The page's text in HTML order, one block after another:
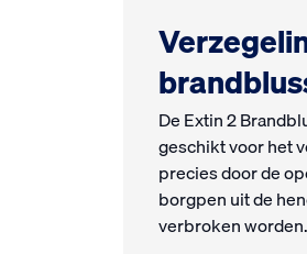
De Extin 2
geschikt voor het
precies door de
borgpen uit de
verbroken worden.